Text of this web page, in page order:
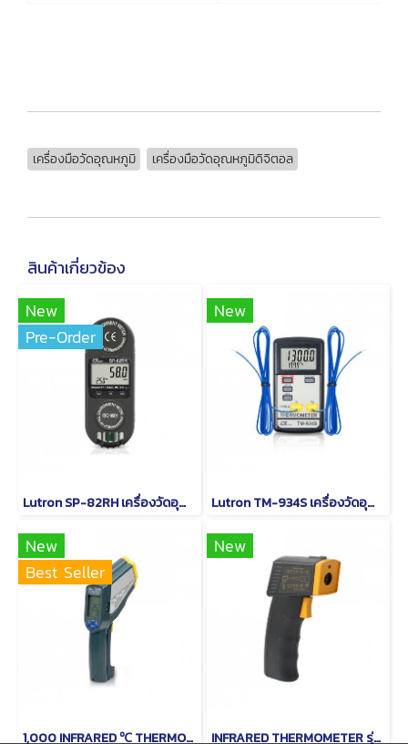
เครื่องมือวัดอุณหภูมิ เครื่องมือวัดอุณหภูมิดิจิตอล
สินค้าเกี่ยวข้อง
New
Pre-Order
Lutron SP-82RH เครื่องวัดอุณหภูมิและอุณหภูมิความชื้น
New
Lutron TM-934S เครื่องวัดอุณหภูมิดิจิตอล (Type K)
New
Best Seller
1,000 INFRARED ℃ THERMOMETER รุ่น TM-969
New
INFRARED THERMOMETER รุ่น TM-958